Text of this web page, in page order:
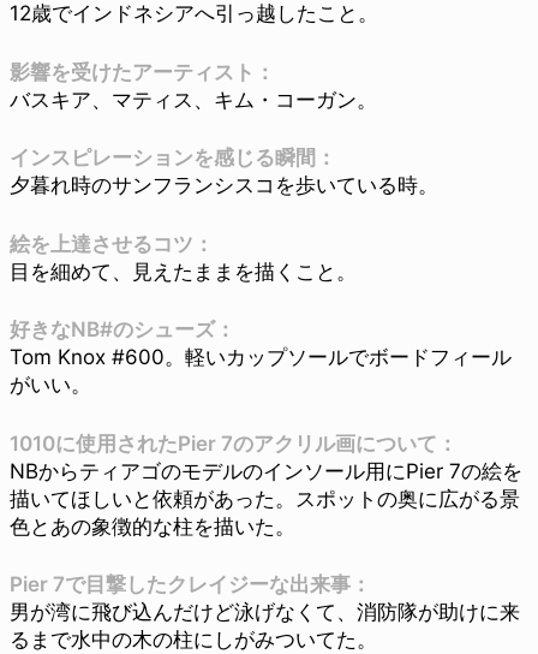
12歳でインドネシアへ引っ越したこと。
影響を受けたアーティスト：
バスキア、マティス、キム・コーガン。
インスピレーションを感じる瞬間：
夕暮れ時のサンフランシスコを歩いている時。
絵を上達させるコツ：
目を細めて、見えたままを描くこと。
好きなNB#のシューズ：
Tom Knox #600。軽いカップソールでボードフィール
がいい。
1010に使用されたPier 7のアクリル画について：
NBからティアゴのモデルのインソール用にPier 7の絵を
描いてほしいと依頼があった。スポットの奥に広がる景
色とあの象徴的な柱を描いた。
Pier 7で目撃したクレイジーな出来事：
男が湾に飛び込んだけど泳げなくて、消防隊が助けに来
るまで水中の木の柱にしがみついてた。